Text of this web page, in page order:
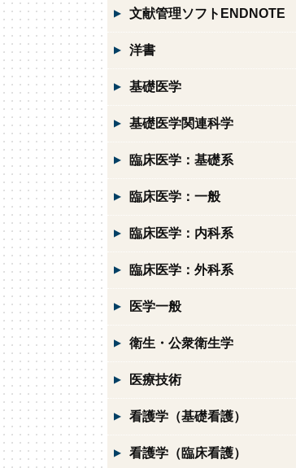
文献管理ソフトENDNOTE
洋書
基礎医学
基礎医学関連科学
臨床医学：基礎系
臨床医学：一般
臨床医学：内科系
臨床医学：外科系
医学一般
衛生・公衆衛生学
医療技術
看護学（基礎看護）
看護学（臨床看護）